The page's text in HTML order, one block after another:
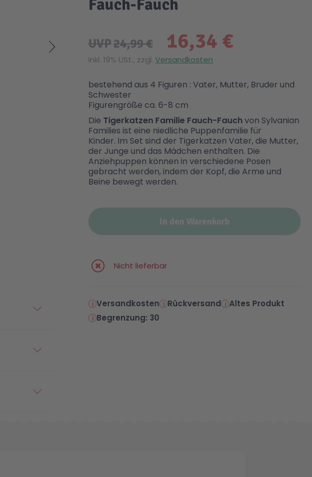
Fauch-Fauch
16,34 €
UVP24,99 €
Inkl. 19% USt., zzgl. Versandkosten
bestehend aus 4 Figuren : Vater, Mutter, Bruder und
Schwester
Figurengröße ca. 6-8 cm
Die Tigerkatzen Familie Fauch-Fauch von Sylvanian
Families ist eine niedliche Puppenfamilie für
Kinder. Im Set sind der Tigerkatzen Vater, die Mutter,
der Junge und das Mädchen enthalten. Die
Anziehpuppen können in verschiedene Posen
gebracht werden, indem der Kopf, die Arme und
Beine bewegt werden.
In den Warenkorb
Nicht lieferbar
Versandkosten Rückversand
Altes Produkt
Begrenzung: 30